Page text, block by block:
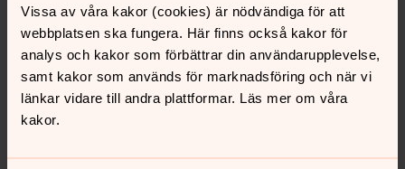
Vissa av våra kakor (cookies) är nödvändiga för att
webbplatsen ska fungera. Här finns också kakor för
analys och kakor som förbättrar din användarupplevelse,
samt kakor som används för marknadsföring och när vi
länkar vidare till andra plattformar. Läs mer om våra
kakor.
Innevaktmästare:
Solveig Lönnberg
0415-77 52 06
solveig.lonnberg@svenskakyrkan.se